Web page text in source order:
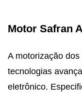
Motor Safran
A motorização
tecnologias
eletrônico.